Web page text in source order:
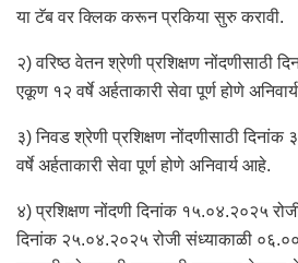
या टॅब वर क्लिक करून प्रकिया सुरु करावी.
२) वरिष्ठ वेतन श्रेणी प्रशिक्षण नोंदणीसाठी
एकूण १२ वर्षे अर्हताकारी सेवा पूर्ण होणे
३) निवड श्रेणी प्रशिक्षण नोंदणीसाठी
वर्षे अर्हताकारी सेवा पूर्ण होणे अनिवार्य आहे.
४) प्रशिक्षण नोंदणी दिनांक १५.०४.२०२५
दिनांक २५.०४.२०२५ रोजी संध्याकाळी ०६.००